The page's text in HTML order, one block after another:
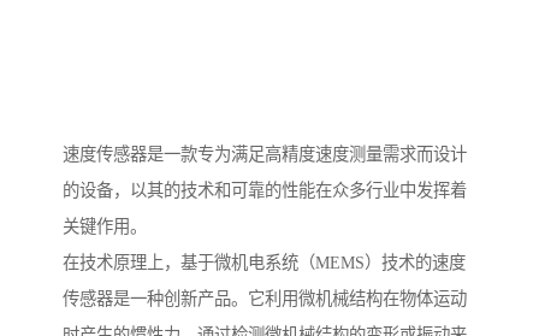
速度传感器是一款专为满足高精度速度测量需求而设计
的设备，以其的技术和可靠的性能在众多行业中发挥着
关键作用。
在技术原理上，基于微机电系统（MEMS）技术的速度
传感器是一种创新产品。它利用微机械结构在物体运动